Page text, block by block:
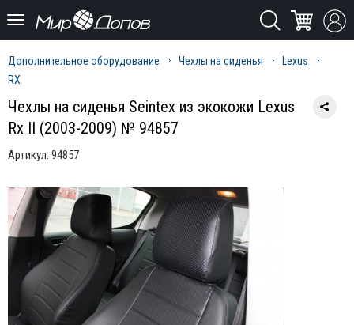
Дополнительное оборудование Чехлы на сиденья
Lexus
RX
Чехлы на сиденья Seintex из экокожи Lexus
Rx II (2003-2009) № 94857
Артикул: 94857